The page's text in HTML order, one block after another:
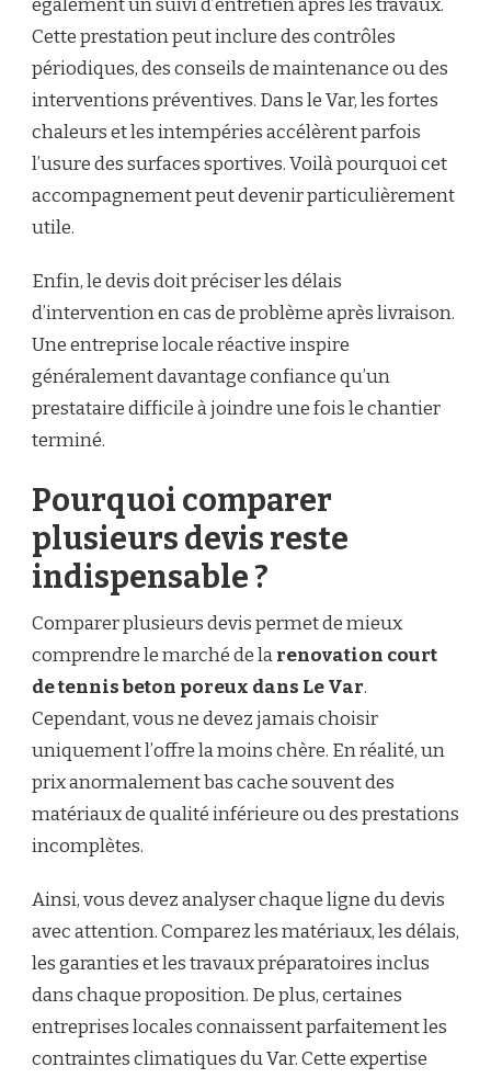
Cette prestation peut inclure des contrôles
périodiques, des conseils de maintenance ou des
interventions préventives. Dans le Var, les fortes
chaleurs et les intempéries accélèrent parfois
l’usure des surfaces sportives. Voilà pourquoi cet
accompagnement peut devenir particulièrement
utile.
Enfin, le devis doit préciser les délais
d’intervention en cas de problème après livraison.
Une entreprise locale réactive inspire
généralement davantage confiance qu’un
prestataire difficile à joindre une fois le chantier
terminé.
Pourquoi comparer
plusieurs devis reste
indispensable ?
Comparer plusieurs devis permet de mieux
comprendre le marché de larenovation court
de tennis beton poreux dans Le Var.
Cependant, vous ne devez jamais choisir
uniquement l’offre la moins chère. En réalité, un
prix anormalement bas cache souvent des
matériaux de qualité inférieure ou des prestations
incomplètes.
Ainsi, vous devez analyser chaque ligne du devis
avec attention. Comparez les matériaux, les délais,
les garanties et les travaux préparatoires inclus
dans chaque proposition. De plus, certaines
entreprises locales connaissent parfaitement les
contraintes climatiques du Var. Cette expertise